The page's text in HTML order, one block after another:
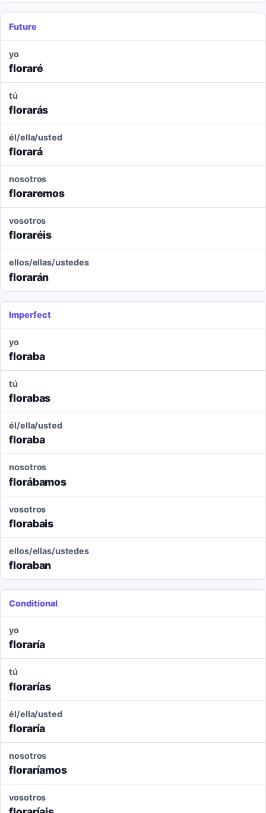
Future
yo
floraré
tú
florarás
él/ella/usted
florará
nosotros
floraremos
vosotros
floraréis
ellos/ellas/ustedes
florarán
Imperfect
yo
floraba
tú
florabas
él/ella/usted
floraba
nosotros
florábamos
vosotros
florabais
ellos/ellas/ustedes
floraban
Conditional
yo
floraría
tú
florarías
él/ella/usted
floraría
nosotros
floraríamos
vosotros